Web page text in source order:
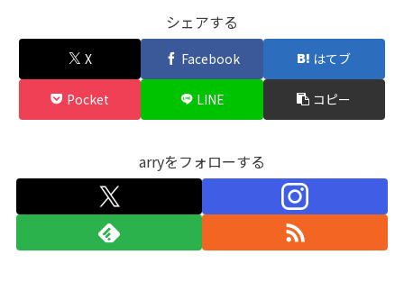
シェアする
X Facebook はてブ
Pocket LINE コピー
arryをフォローする